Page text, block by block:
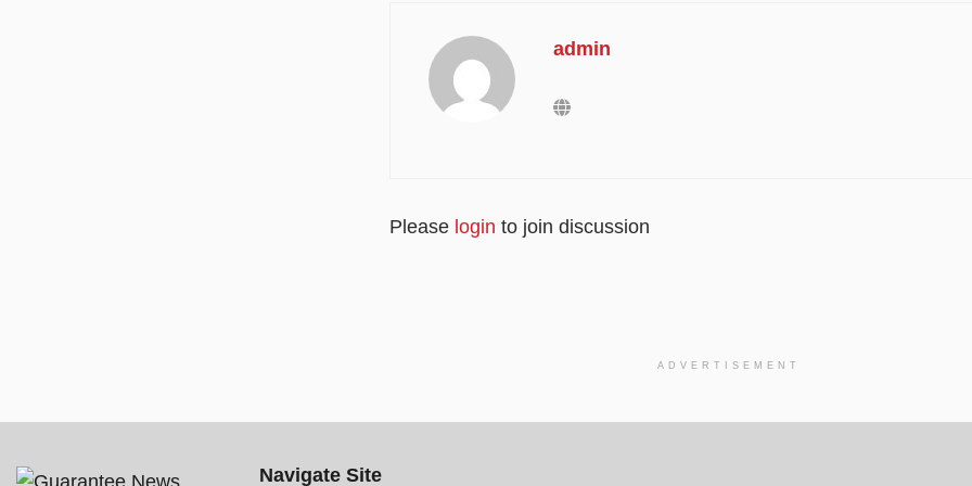
admin
Please login to join discussion
ADVERTISEMENT
Navigate Site